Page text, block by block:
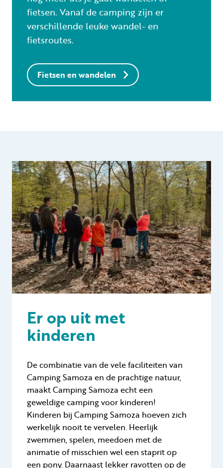
fietsen. Vanaf de camping zijn er
verschillende leuke wandel- en
fietsroutes.
Fietsen en wandelen
Er op uit met
kinderen
De combinatie van de vele faciliteiten van
Camping Samoza en de prachtige natuur,
maakt Camping Samoza echt een
geweldige camping voor kinderen!
Kinderen bij Camping Samoza hoeven zich
werkelijk nooit te vervelen. Heerlijk
zwemmen, spelen, meedoen met de
animatie of misschien wel een staprit op
een pony. Daarnaast lekker ravotten op de